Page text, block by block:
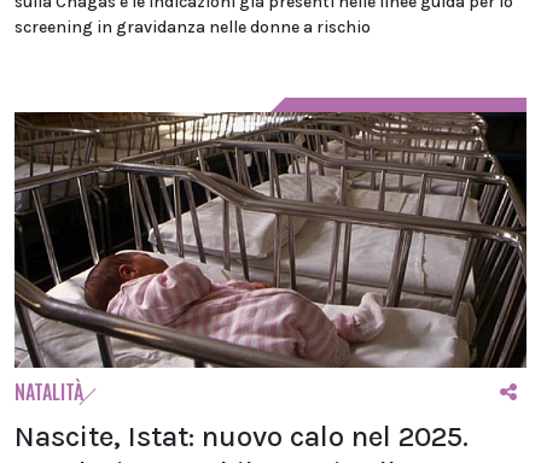
screening in gravidanza nelle donne a rischio
NATALITÀ
Nascite, Istat: nuovo calo nel 2025.